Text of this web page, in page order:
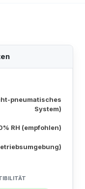
pneumatisches
System)
RH (empfohlen)